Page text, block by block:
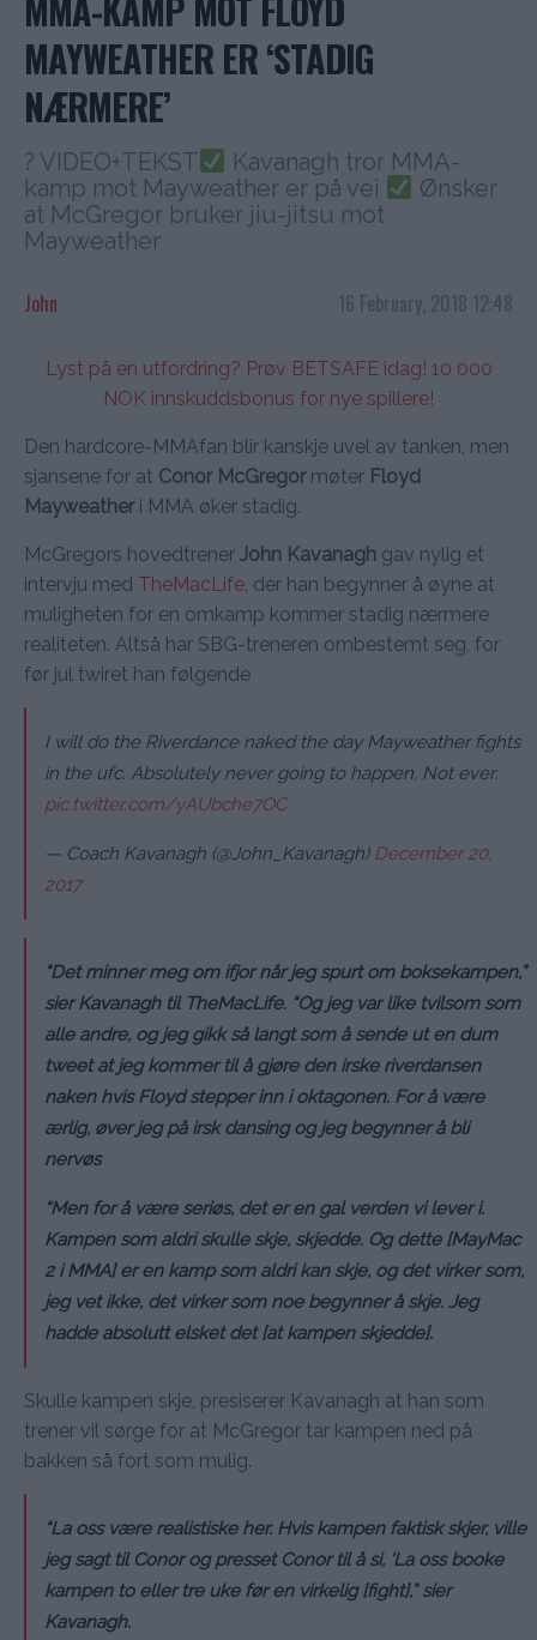
MAYWEATHER ER ‘STADIG
NÆRMERE’
? VIDEO+TEKST
Kavanagh tror MMA-
kamp mot Mayweather er på vei
Ønsker
at McGregor bruker jiu-jitsu mot
Mayweather
16 February, 2018 12:48
John
Lyst på en utfordring? Prøv BETSAFE idag! 10 000
NOK innskuddsbonus for nye spillere!
Den hardcore-MMAfan blir kanskje uvel av tanken, men
sjansene for at Conor McGregormøter Floyd
Mayweatheri MMA øker stadig.
McGregors hovedtrener John Kavanagh gav nylig et
intervju med TheMacLife, der han begynner å øyne at
muligheten for en omkamp kommer stadig nærmere
realiteten. Altså har SBG-treneren ombestemt seg, for
før jul twiret han følgende
I will do the Riverdance naked the day Mayweather fights
in the ufc. Absolutely never going to happen. Not ever.
pic.twitter.com/yAUbche7OC
— Coach Kavanagh (@John_Kavanagh) December 20,
2017
“Det minner meg om ifjor når jeg spurt om boksekampen,”
sier Kavanagh til TheMacLife. “Og jeg var like tvilsom som
alle andre, og jeg gikk så langt som å sende ut en dum
tweet at jeg kommer til å gjøre den irske riverdansen
naken hvis Floyd stepper inn i oktagonen. For å være
ærlig, øver jeg på irsk dansing og jeg begynner å bli
nervøs
“Men for å være seriøs, det er en gal verden vi lever i.
Kampen som aldri skulle skje, skjedde. Og dette [MayMac
2 i MMA] er en kamp som aldri kan skje, og det virker som,
jeg vet ikke, det virker som noe begynner å skje. Jeg
hadde absolutt elsket det [at kampen skjedde].
Skulle kampen skje, presiserer Kavanagh at han som
trener vil sørge for at McGregor tar kampen ned på
bakken så fort som mulig.
“La oss være realistiske her. Hvis kampen faktisk skjer, ville
jeg sagt til Conor og presset Conor til å si, ‘La oss booke
kampen to eller tre uke før en virkelig [fight],” sier
Kavanagh.